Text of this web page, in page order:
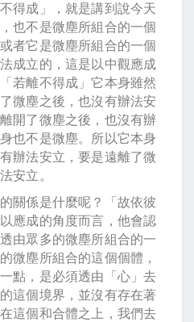
得成」，就是講到說今天
也不是微塵所組合的一個
者它是微塵所組合的一個
成立的，這是以中觀應成
若離不得成」它本身雖然
微塵之後，也沒有辦法安
開了微塵之後，也沒有辦
也不是微塵。所以它本身
辦法安立，要是遠離了微
安立。
關係是什麼呢？「故依彼
應成的角度而言，他會認
由眾多的微塵所組合的一
微塵所組合的這個個體，
點，是必須透由「心」去
這個境界，並沒有存在著
這個和合體之上，我們去